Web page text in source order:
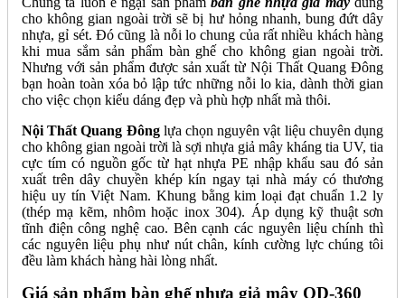
cho không gian ngoài trời sẽ bị hư hỏng nhanh, bung đứt dây
nhựa, gỉ sét. Đó cũng là nỗi lo chung của rất nhiều khách hàng
khi mua sắm sản phẩm bàn ghế cho không gian ngoài trời.
Nhưng với sản phẩm được sản xuất từ Nội Thất Quang Đông
bạn hoàn toàn xóa bỏ lập tức những nỗi lo kia, dành thời gian
cho việc chọn kiểu dáng đẹp và phù hợp nhất mà thôi.
Nội Thất Quang Đônglựa chọn nguyên vật liệu chuyên dụng
cho không gian ngoài trời là sợi nhựa giả mây kháng tia UV, tia
cực tím có nguồn gốc từ hạt nhựa PE nhập khẩu sau đó sản
xuất trên dây chuyền khép kín ngay tại nhà máy có thương
hiệu uy tín Việt Nam. Khung bằng kim loại đạt chuẩn 1.2 ly
(thép mạ kẽm, nhôm hoặc inox 304). Áp dụng kỹ thuật sơn
tĩnh điện công nghệ cao. Bên cạnh các nguyên liệu chính thì
các nguyên liệu phụ như nút chân, kính cường lực chúng tôi
đều làm khách hàng hài lòng nhất.
Giá sản phẩm bàn ghế nhựa giả mây QD-360